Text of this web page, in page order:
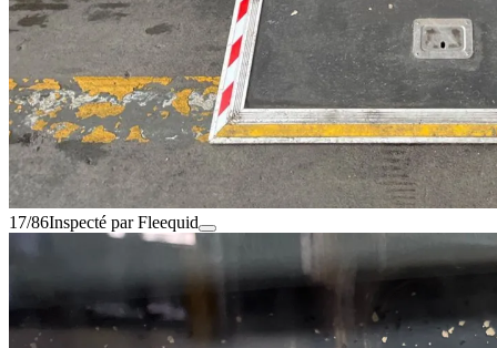
17/86Inspecté par Fleequid